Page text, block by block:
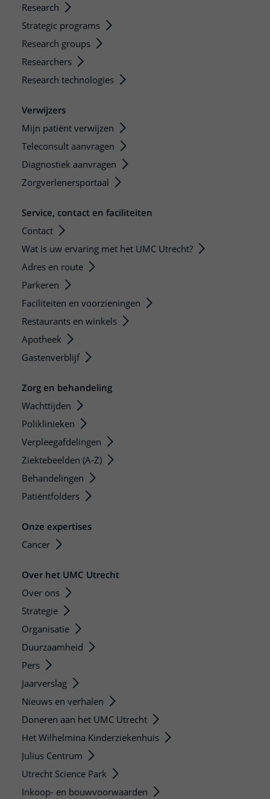
Research
Strategic programs
Research groups
Researchers
Research technologies
Verwijzers
Mijn patiënt verwijzen
Teleconsult aanvragen
Diagnostiek aanvragen
Zorgverlenersportaal
Service, contact en faciliteiten
Contact
Wat is uw ervaring met het UMC Utrecht?
Adres en route
Parkeren
Faciliteiten en voorzieningen
Restaurants en winkels
Apotheek
Gastenverblijf
Zorg en behandeling
Wachttijden
Poliklinieken
Verpleegafdelingen
Ziektebeelden (A-Z)
Behandelingen
Patiëntfolders
Onze expertises
Cancer
Over het UMC Utrecht
Over ons
Strategie
Organisatie
Duurzaamheid
Pers
Jaarverslag
Nieuws en verhalen
Doneren aan het UMC Utrecht
Het Wilhelmina Kinderziekenhuis
Julius Centrum
Utrecht Science Park
Inkoop- en bouwvoorwaarden